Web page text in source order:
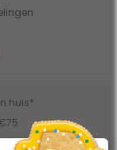
huis*